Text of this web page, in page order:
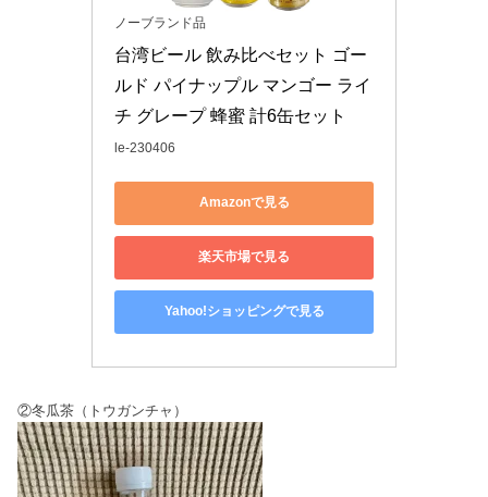
ノーブランド品
台湾ビール 飲み比べセット ゴー
ルド パイナップル マンゴー ライ
チ グレープ 蜂蜜 計6缶セット
le-230406
Amazonで見る
楽天市場で見る
Yahoo!ショッピングで見る
②冬瓜茶（トウガンチャ）